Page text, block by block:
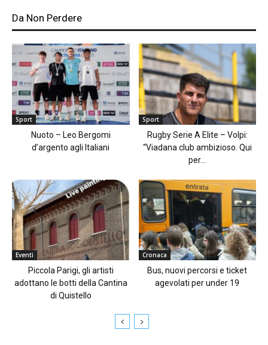
Da Non Perdere
Sport
Nuoto – Leo Bergomi
d’argento agli Italiani
Sport
Rugby Serie A Elite – Volpi:
“Viadana club ambizioso. Qui
per...
Eventi
Piccola Parigi, gli artisti
adottano le botti della Cantina
di Quistello
Cronaca
Bus, nuovi percorsi e ticket
agevolati per under 19